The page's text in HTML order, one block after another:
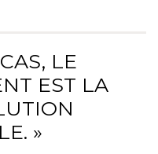
LE
EST LA
»